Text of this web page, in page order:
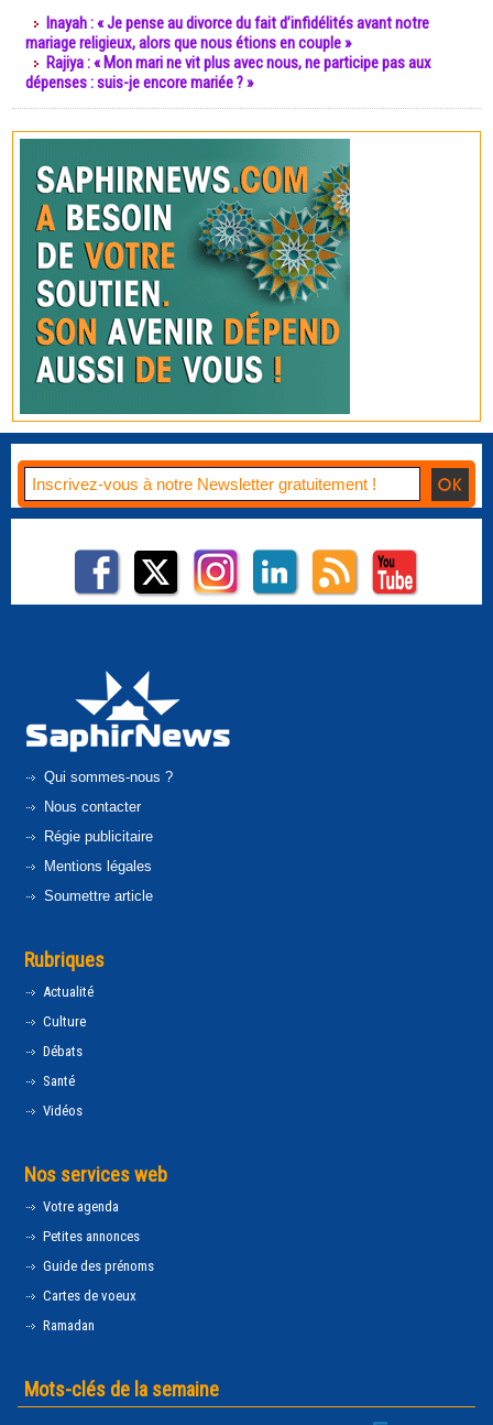
Inayah : « Je pense au divorce du fait d’infidélités avant notre
mariage religieux, alors que nous étions en couple »
Rajiya : « Mon mari ne vit plus avec nous, ne participe pas aux
dépenses : suis-je encore mariée ? »
Qui sommes-nous ?
Nous contacter
Régie publicitaire
Mentions légales
Soumettre article
Rubriques
Actualité
Culture
Débats
Santé
Vidéos
Nos services web
Votre agenda
Petites annonces
Guide des prénoms
Cartes de voeux
Ramadan
Mots-clés de la semaine